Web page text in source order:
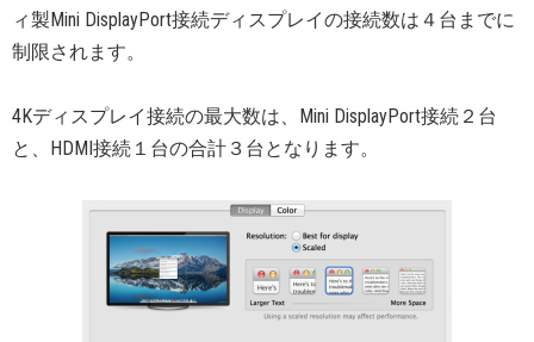
ィ製Mini DisplayPort接続ディスプレイの接続数は４台までに
制限されます。
4Kディスプレイ接続の最大数は、Mini DisplayPort接続２台
と、HDMI接続１台の合計３台となります。